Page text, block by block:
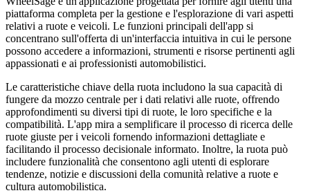
piattaforma completa per la gestione e l'esplorazione di vari aspetti
relativi a ruote e veicoli. Le funzioni principali dell'app si
concentrano sull'offerta di un'interfaccia intuitiva in cui le persone
possono accedere a informazioni, strumenti e risorse pertinenti agli
appassionati e ai professionisti automobilistici.
Le caratteristiche chiave della ruota includono la sua capacità di
fungere da mozzo centrale per i dati relativi alle ruote, offrendo
approfondimenti su diversi tipi di ruote, le loro specifiche e la
compatibilità. L'app mira a semplificare il processo di ricerca delle
ruote giuste per i veicoli fornendo informazioni dettagliate e
facilitando il processo decisionale informato. Inoltre, la ruota può
includere funzionalità che consentono agli utenti di esplorare
tendenze, notizie e discussioni della comunità relative a ruote e
cultura automobilistica.